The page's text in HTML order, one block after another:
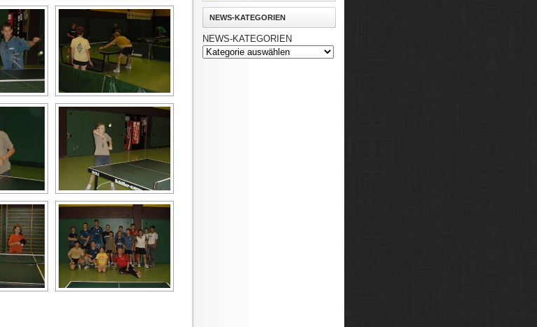
NEWS-KATEGORIEN
NEWS-KATEGORIEN